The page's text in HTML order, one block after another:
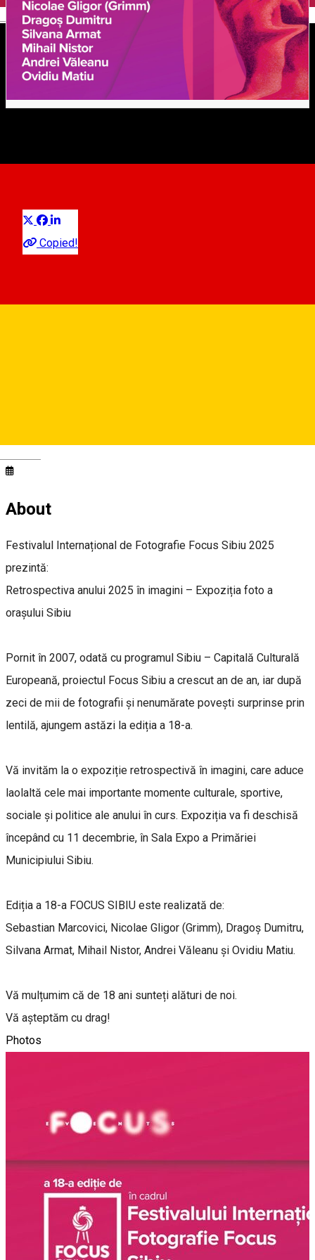
English
Retrospectiva anului 2025
Copied!
Exhibition
About
Festivalul Internațional de Fotografie Focus Sibiu 2025
prezintă:
Retrospectiva anului 2025 în imagini – Expoziția foto a
orașului Sibiu
Pornit în 2007, odată cu programul Sibiu – Capitală Culturală
Europeană, proiectul Focus Sibiu a crescut an de an, iar după
zeci de mii de fotografii și nenumărate povești surprinse prin
lentilă, ajungem astăzi la ediția a 18-a.
Vă invităm la o expoziție retrospectivă în imagini, care aduce
laolaltă cele mai importante momente culturale, sportive,
sociale și politice ale anului în curs. Expoziția va fi deschisă
începând cu 11 decembrie, în Sala Expo a Primăriei
Municipiului Sibiu.
Ediția a 18-a FOCUS SIBIU este realizată de:
Sebastian Marcovici, Nicolae Gligor (Grimm), Dragoș Dumitru,
Silvana Armat, Mihail Nistor, Andrei Văleanu și Ovidiu Matiu.
Vă mulțumim că de 18 ani sunteți alături de noi.
Vă așteptăm cu drag!
Photos